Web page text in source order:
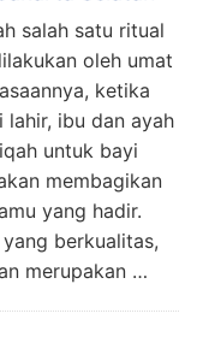
salah satu ritual
oleh umat
ketika
lahir, ibu dan ayah
untuk bayi
membagikan
yang hadir.
berkualitas,
merupakan …